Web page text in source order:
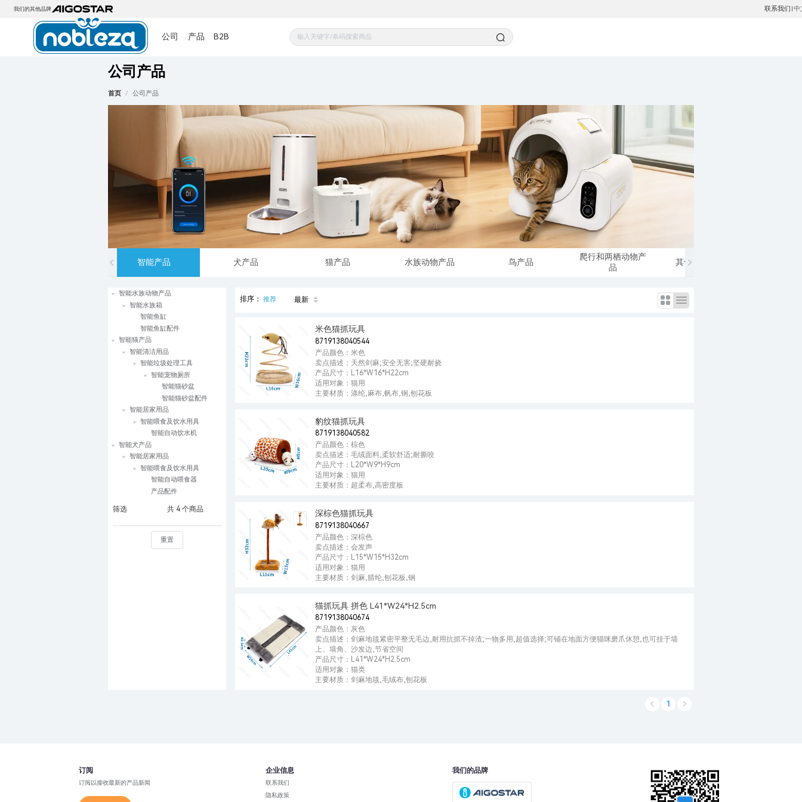
我们的其他品牌 联系我们 中
公司 产品 B2B
公司产品
首页 / 公司产品
智能产品 犬产品 猫产品 水族动物产品 鸟产品
爬行和两栖动物产
品
其他小动物产品
智能水族动物产品
智能水族箱
智能鱼缸
智能鱼缸配件
智能猫产品
智能清洁用品
智能垃圾处理工具
智能宠物厕所
智能猫砂盆
智能猫砂盆配件
智能居家用品
智能喂食及饮水用具
智能自动饮水机
智能犬产品
智能居家用品
智能喂食及饮水用具
智能自动喂食器
产品配件
筛选 共 4 个商品
重置
排序： 推荐 最新
米色猫抓玩具
8719138040544
产品颜色：米色
卖点描述：天然剑麻;安全无害;坚硬耐挠
产品尺寸：L16*W16*H22cm
适用对象：猫用
主要材质：涤纶,麻布,帆布,钢,刨花板
豹纹猫抓玩具
8719138040582
产品颜色：棕色
卖点描述：毛绒面料,柔软舒适;耐撕咬
产品尺寸：L20*W9*H9cm
适用对象：猫用
主要材质：超柔布,高密度板
深棕色猫抓玩具
8719138040667
产品颜色：深棕色
卖点描述：会发声
产品尺寸：L15*W15*H32cm
适用对象：猫用
主要材质：剑麻,腈纶,刨花板,钢
猫抓玩具 拼色 L41*W24*H2.5cm
8719138040674
产品颜色：灰色
卖点描述：剑麻地毯紧密平整无毛边,耐用抗抓不掉渣;一物多用,超值选择;可铺在地面方便猫咪磨爪休憩,也可挂于墙
上、墙角、沙发边,节省空间
产品尺寸：L41*W24*H2.5cm
适用对象：猫类
主要材质：剑麻地毯,毛绒布,刨花板
1
订阅
订阅以接收最新的产品新闻
企业信息
联系我们
隐私政策
我们的品牌